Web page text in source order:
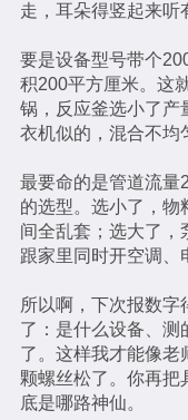
走，耳朵得竖起来听
要是设备型号带个
积200平方厘米。这
锅，反应釜选小了产
衣机似的，混合不均
最要命的是管道流量
的选型。选小了，物
间全乱套；选大了，
跟家里同时开空调、
所以啊，下次报数
了：是什么设备、测
了。这样我才能像老
颗螺丝松了。你再把
底是哪路神仙。